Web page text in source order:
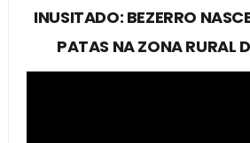
INUSITADO: BEZERRO
PATAS NA ZONA RURAL